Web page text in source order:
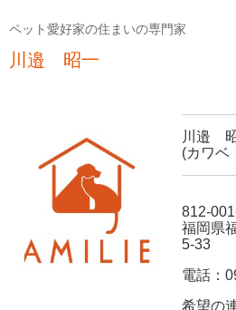
ペット愛好家の住まいの専門家
川邉 昭一
川邉
(カワ
812-
福岡県
5-33
電話：
希望の